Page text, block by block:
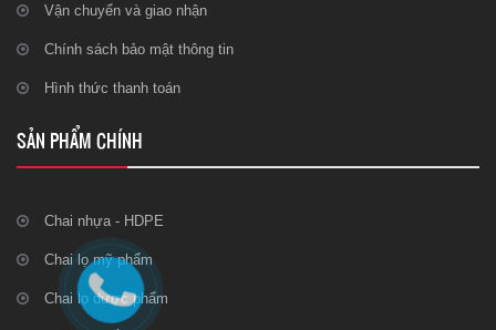
Vận chuyển và giao nhận
Chính sách bảo mật thông tin
Hình thức thanh toán
SẢN PHẨM CHÍNH
Chai nhựa - HDPE
Chai lọ mỹ phẩm
Chai lọ dược phẩm